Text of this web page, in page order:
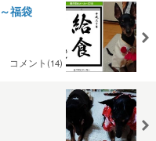
福袋
コメント(14)